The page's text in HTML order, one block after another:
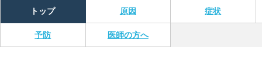
トップ 原因 症状
予防 医師の方へ